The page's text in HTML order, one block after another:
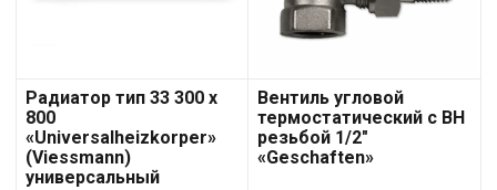
Радиатор тип 33 300 x
800
«Universalheizkorper»
(Viessmann)
универсальный
Вентиль угловой
термостатический с ВН
резьбой 1/2″
«Geschaften»